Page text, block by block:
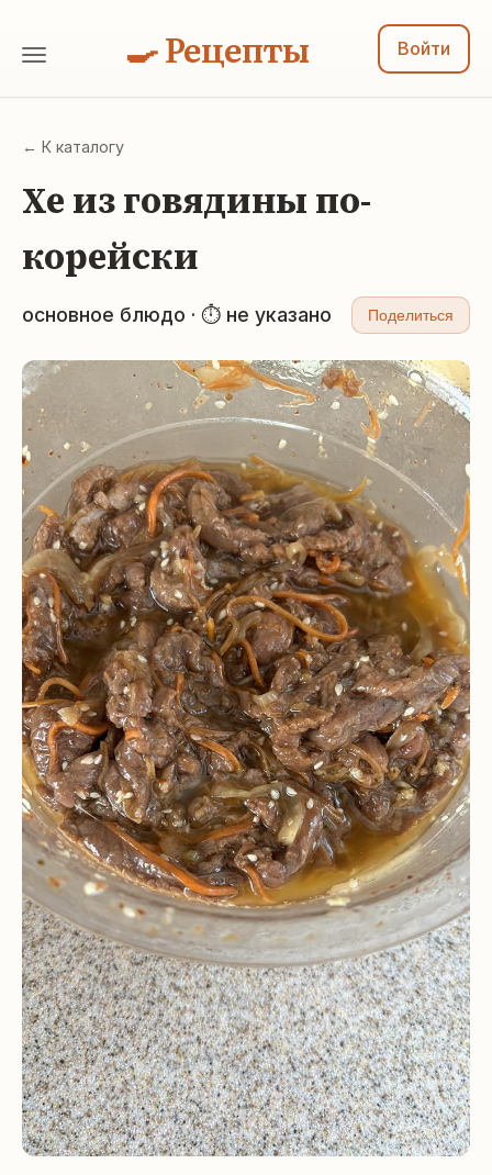
🍳 Рецепты Войти
← К каталогу
Хе из говядины по-
корейски
основное блюдо · ⏱ не указано Поделиться